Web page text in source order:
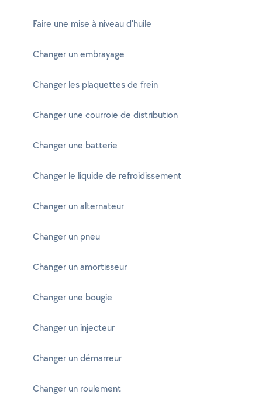
Faire une mise à niveau d'huile
Changer un embrayage
Changer les plaquettes de frein
Changer une courroie de distribution
Changer une batterie
Changer le liquide de refroidissement
Changer un alternateur
Changer un pneu
Changer un amortisseur
Changer une bougie
Changer un injecteur
Changer un démarreur
Changer un roulement